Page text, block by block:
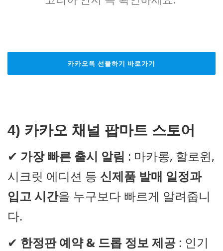
카카오톡 선물하기 바로가기
4) 카카오 채널 팝마트 스토어
✔ 가장 빠른 출시 알림 : 마카롱, 할로윈,
시크릿 에디션 등 신제품 발매 일정과
입고 시간을 누구보다 빠르게 알려줍니
다.
✔ 한정판 예약 & 드롭 정보 제공 : 인기